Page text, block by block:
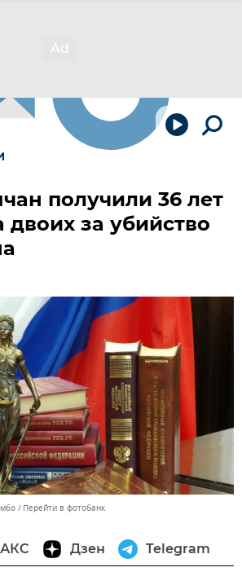
получили 36 лет
за убийство
Перейти в фотобанк
Дзен Telegram